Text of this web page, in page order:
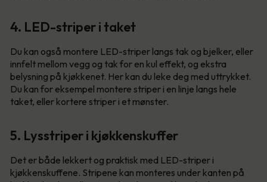
4. LED-striper i taket
Du kan også montere LED-striper langs tak og bjelker, eller
innfelt mellom vegg og tak for en kul effekt, og ekstra
belysning på kjøkkenet. Her kan du leke deg med uttrykket.
Du kan for eksempel montere striper i en linje langs hele
taket, eller kortere striper i et mønster.
5. Lysstriper i kjøkkenskuffer
Det er både lekkert og praktisk med LED-striper i
kjøkkenskuffene. Stripene kan monteres under kanten på